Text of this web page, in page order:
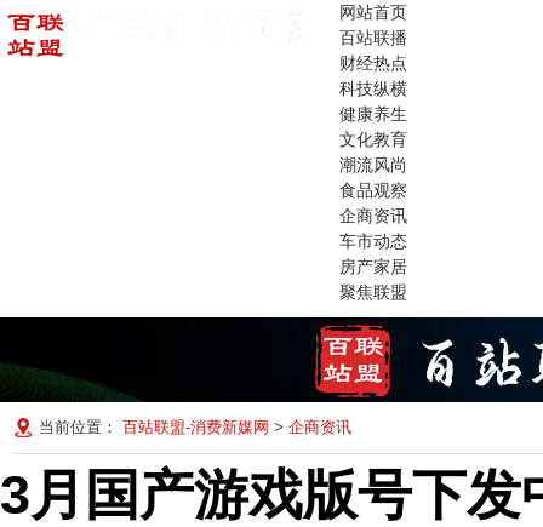
网站首页
百站联播
财经热点
科技纵横
健康养生
文化教育
潮流风尚
食品观察
企商资讯
车市动态
房产家居
聚焦联盟
当前位置： 百站联盟-消费新媒网 > 企商资讯
3月国产游戏版号下